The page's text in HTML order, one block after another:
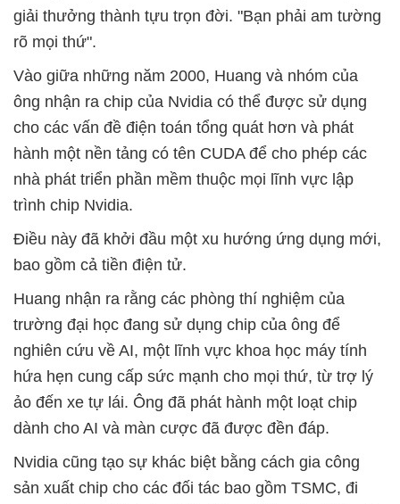
giải thưởng thành tựu trọn đời. "Bạn phải am tường
rõ mọi thứ".
Vào giữa những năm 2000, Huang và nhóm của
ông nhận ra chip của Nvidia có thể được sử dụng
cho các vấn đề điện toán tổng quát hơn và phát
hành một nền tảng có tên CUDA để cho phép các
nhà phát triển phần mềm thuộc mọi lĩnh vực lập
trình chip Nvidia.
Điều này đã khởi đầu một xu hướng ứng dụng mới,
bao gồm cả tiền điện tử.
Huang nhận ra rằng các phòng thí nghiệm của
trường đại học đang sử dụng chip của ông để
nghiên cứu về AI, một lĩnh vực khoa học máy tính
hứa hẹn cung cấp sức mạnh cho mọi thứ, từ trợ lý
ảo đến xe tự lái. Ông đã phát hành một loạt chip
dành cho AI và màn cược đã được đền đáp.
Nvidia cũng tạo sự khác biệt bằng cách gia công
sản xuất chip cho các đối tác bao gồm TSMC, đi